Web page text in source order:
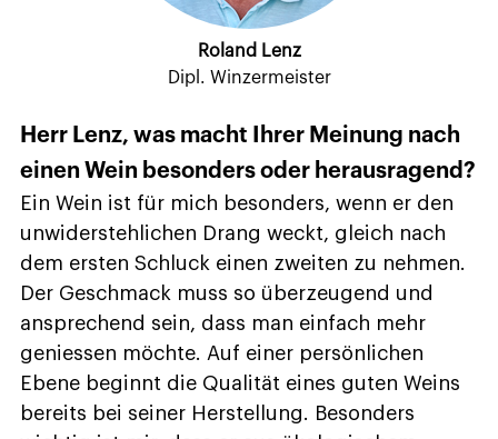
Roland Lenz
Dipl. Winzermeister
Herr Lenz, was macht Ihrer Meinung nach
einen Wein besonders oder herausragend?
Ein Wein ist für mich besonders, wenn er den
unwiderstehlichen Drang weckt, gleich nach
dem ersten Schluck einen zweiten zu nehmen.
Der Geschmack muss so überzeugend und
ansprechend sein, dass man einfach mehr
geniessen möchte. Auf einer persönlichen
Ebene beginnt die Qualität eines guten Weins
bereits bei seiner Herstellung. Besonders